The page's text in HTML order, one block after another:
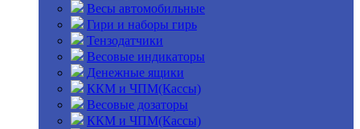
Весы автомобильные
Гири и наборы гирь
Тензодатчики
Весовые индикаторы
Денежные ящики
ККМ и ЧПМ(Кассы)
Весовые дозаторы
ККМ и ЧПМ(Кассы)